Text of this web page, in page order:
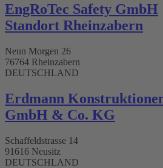
EngRoTec Safety GmbH
Standort Rheinzabern
Neun Morgen 26
76764 Rheinzabern
DEUTSCHLAND
Erdmann
GmbH & Co. KG
Schaffeldstrasse 14
91616 Neusitz
DEUTSCHLAND